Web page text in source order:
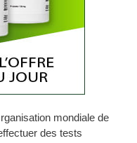
mondiale de
des tests